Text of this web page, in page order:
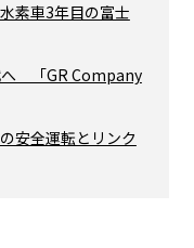
素車3年目の富士
へ 「GR Company
安全運転とリンク